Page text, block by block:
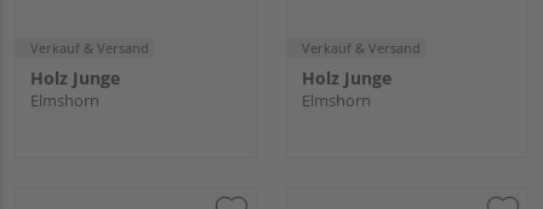
Verkauf & Versand
Holz Junge
Elmshorn
Verkauf & Versand
Holz Junge
Elmshorn